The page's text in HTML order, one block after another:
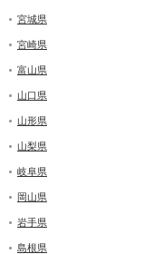
宮城県
宮崎県
富山県
山口県
山形県
山梨県
岐阜県
岡山県
岩手県
島根県